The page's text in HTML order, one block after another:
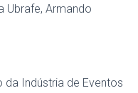
Ubrafe, Armando
Indústria de Eventos